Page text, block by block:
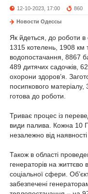
12-10-2023, 17:00 860
Новости Одессы
Як йдеться, до роботи в
1315 котелень, 1908 км
водопостачання, 8867
489 дитячих садочків,
охорони здоров’я.
посипкового матеріалу,
готова до роботи.
Триває процес із
види палива. Кожна 10
незалежно від
Також в області
генераторів на життєво
соціальної сфери.
забезпечені